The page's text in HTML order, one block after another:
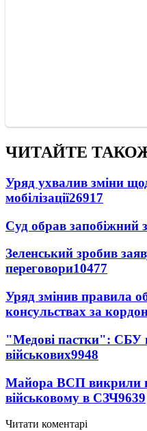
ЧИТАЙТЕ
Уряд ухвалив зміни
мобілізації26917
Суд обрав запобіжний
Зеленський зробив
переговори10477
Уряд змінив правила
консульствах за
"Медові пастки": СБУ
військових9948
Майора ВСП викрили
військовому в СЗЧ9639
Читати коментарі